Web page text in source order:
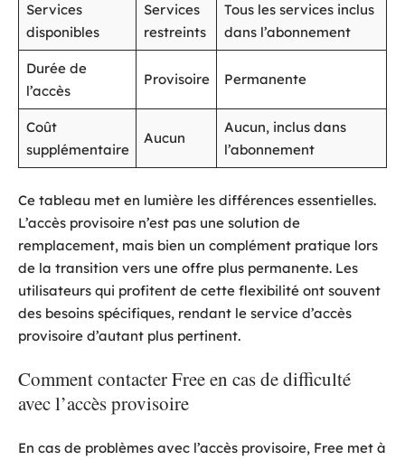
Services
disponibles
Services
restreints
Tous les services inclus
dans l’abonnement
Durée de
l’accès
Provisoire Permanente
Coût
supplémentaire
Aucun
Aucun, inclus dans
l’abonnement
Ce tableau met en lumière les différences essentielles.
L’accès provisoire n’est pas une solution de
remplacement, mais bien un complément pratique lors
de la transition vers une offre plus permanente. Les
utilisateurs qui profitent de cette flexibilité ont souvent
des besoins spécifiques, rendant le service d’accès
provisoire d’autant plus pertinent.
Comment contacter Free en cas de difficulté
avec l’accès provisoire
En cas de problèmes avec l’accès provisoire, Free met à